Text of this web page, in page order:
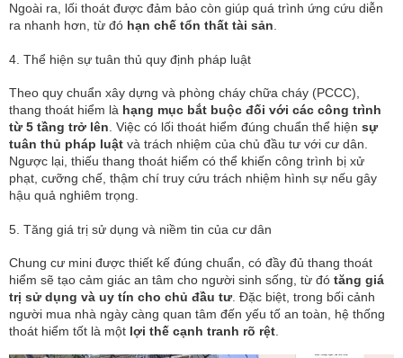
Ngoài ra, lối thoát được đảm bảo còn giúp quá trình ứng cứu diễn
ra nhanh hơn, từ đó hạn chế tổn thất tài sản
4. Thể hiện sự tuân thủ quy định pháp luật
Theo quy chuẩn xây dựng và phòng cháy chữa cháy (PCCC),
thang thoát hiểm là hạng mục bắt buộc đối với các công trình
từ 5 tầng trở lên . Việc có lối thoát hiểm đúng chuẩn thể hiện sự
tuân thủ pháp luật và trách nhiệm của chủ đầu tư với cư dân.
Ngược lại, thiếu thang thoát hiểm có thể khiến công trình bị xử
phạt, cưỡng chế, thậm chí truy cứu trách nhiệm hình sự nếu gây
hậu quả nghiêm trọng.
5. Tăng giá trị sử dụng và niềm tin của cư dân
Chung cư mini được thiết kế đúng chuẩn, có đầy đủ thang thoát
hiểm sẽ tạo cảm giác an tâm cho người sinh sống, từ đó tăng giá
trị sử dụng và uy tín cho chủ đầu tư. Đặc biệt, trong bối cảnh
người mua nhà ngày càng quan tâm đến yếu tố an toàn, hệ thống
thoát hiểm tốt là một lợi thế cạnh tranh rõ rệt